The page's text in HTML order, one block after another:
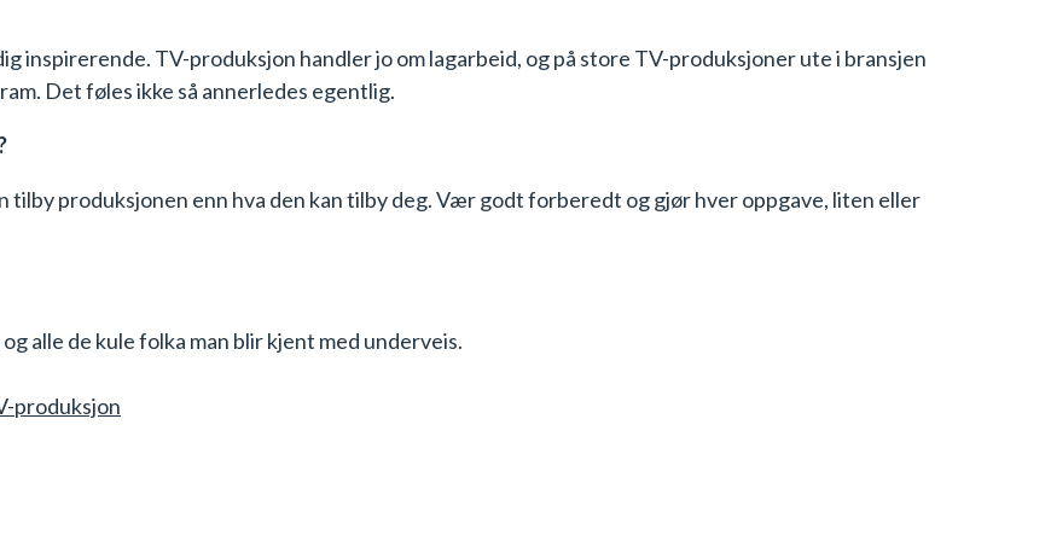
inspirerende. TV-produksjon handler jo om lagarbeid, og på store TV-produksjoner ute i bransjen
Det føles ikke så annerledes egentlig.
tilby produksjonen enn hva den kan tilby deg. Vær godt forberedt og gjør hver oppgave, liten eller
alle de kule folka man blir kjent med underveis.
produksjon